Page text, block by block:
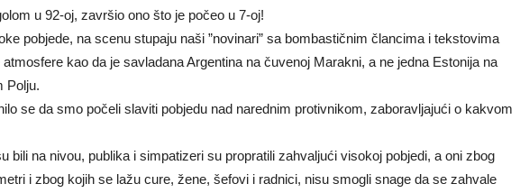
u 92-oj, završio ono što je počeo u 7-oj!
pobjede, na scenu stupaju naši ”novinari” sa bombastičnim člancima i tekstovima
kao da je savladana Argentina na čuvenoj Marakni, a ne jedna Estonija na
Polju.
se da smo počeli slaviti pobjedu nad narednim protivnikom, zaboravljajući o kakvom
bili na nivou, publika i simpatizeri su propratili zahvaljući visokoj pobjedi, a oni zbog
i zbog kojih se lažu cure, žene, šefovi i radnici, nisu smogli snage da se zahvale